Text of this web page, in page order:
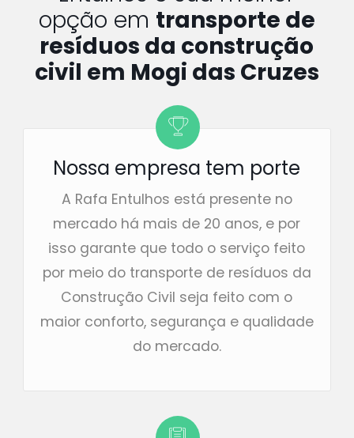
opção em transporte de
resíduos da construção
civil em Mogi das Cruzes
Nossa empresa tem porte
A Rafa Entulhos está presente no
mercado há mais de 20 anos, e por
isso garante que todo o serviço feito
por meio do transporte de resíduos da
Construção Civil seja feito com o
maior conforto, segurança e qualidade
do mercado.